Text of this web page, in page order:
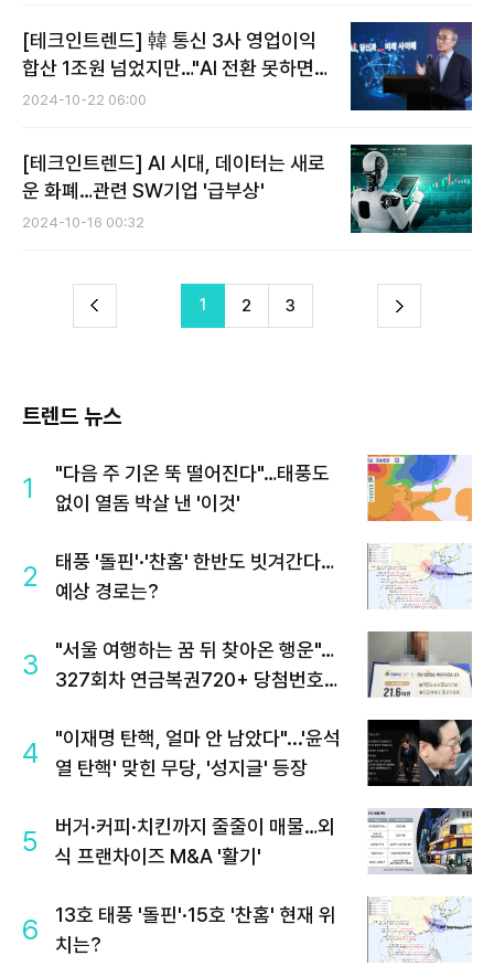
[테크인트렌드] 韓 통신 3사 영업이익
합산 1조원 넘었지만…"AI 전환 못하면
죽는다"
2024-10-22 06:00
[테크인트렌드] AI 시대, 데이터는 새로
운 화폐…관련 SW기업 '급부상'
2024-10-16 00:32
이
1
2 3 다
트렌드 뉴스
1
"다음 주 기온 뚝 떨어진다"…태풍도
없이 열돔 박살 낸 '이것'
2
태풍 '돌핀'·'찬홈' 한반도 빗겨간다…
예상 경로는?
3
"서울 여행하는 꿈 뒤 찾아온 행운"…
327회차 연금복권720+ 당첨번호조
4
"이재명 탄핵, 얼마 안 남았다"...'윤석
열 탄핵' 맞힌 무당, '성지글' 등장
5
버거·커피·치킨까지 줄줄이 매물…외
식 프랜차이즈 M&A '활기'
6
13호 태풍 '돌핀'·15호 '찬홈' 현재 위
치는?